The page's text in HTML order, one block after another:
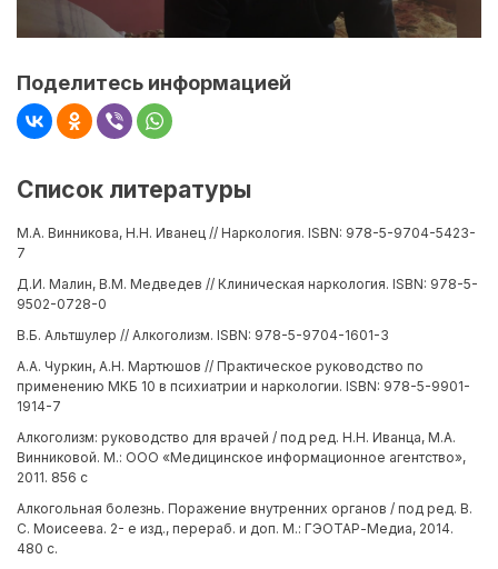
Поделитесь информацией
Список литературы
М.А. Винникова, Н.Н. Иванец // Наркология. ISBN: 978-5-9704-5423-
7
Д.И. Малин, В.М. Медведев // Клиническая наркология. ISBN: 978-5-
9502-0728-0
В.Б. Альтшулер // Алкоголизм. ISBN: 978-5-9704-1601-3
А.А. Чуркин, А.Н. Мартюшов // Практическое руководство по
применению МКБ 10 в психиатрии и наркологии. ISBN: 978-5-9901-
1914-7
Алкоголизм: руководство для врачей / под ред. Н.Н. Иванца, М.А.
Винниковой. М.: ООО «Медицинское информационное агентство»,
2011. 856 с
Алкогольная болезнь. Поражение внутренних органов / под ред. В.
С. Моисеева. 2- е изд., перераб. и доп. М.: ГЭОТАР-Медиа, 2014.
480 с.